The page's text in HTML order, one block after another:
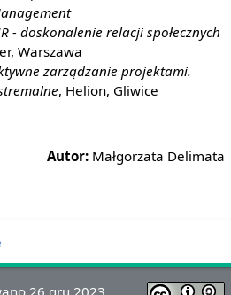
- doskonalenie relacji społecznych
Warszawa
zarządzanie projektami.
, Helion, Gliwice
Autor: Małgorzata Delimata
26 gru 2023,